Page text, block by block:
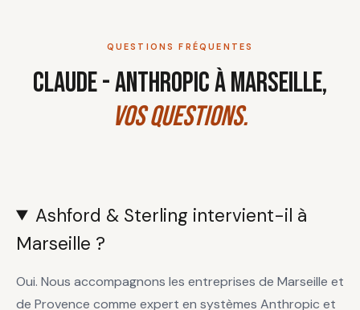
QUESTIONS FRÉQUENTES
Claude - Anthropic à Marseille,
vos questions.
Ashford & Sterling intervient-il à
Marseille ?
Oui. Nous accompagnons les entreprises de Marseille et
de Provence comme expert en systèmes Anthropic et